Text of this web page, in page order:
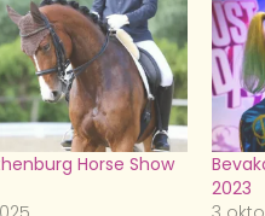
Horse Show
2023